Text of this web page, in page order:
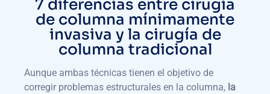
7 diferencias entre cirugía
de columna mínimamente
invasiva y la cirugía de
columna tradicional
Aunque ambas técnicas tienen el objetivo de
corregir problemas estructurales en la columna, la